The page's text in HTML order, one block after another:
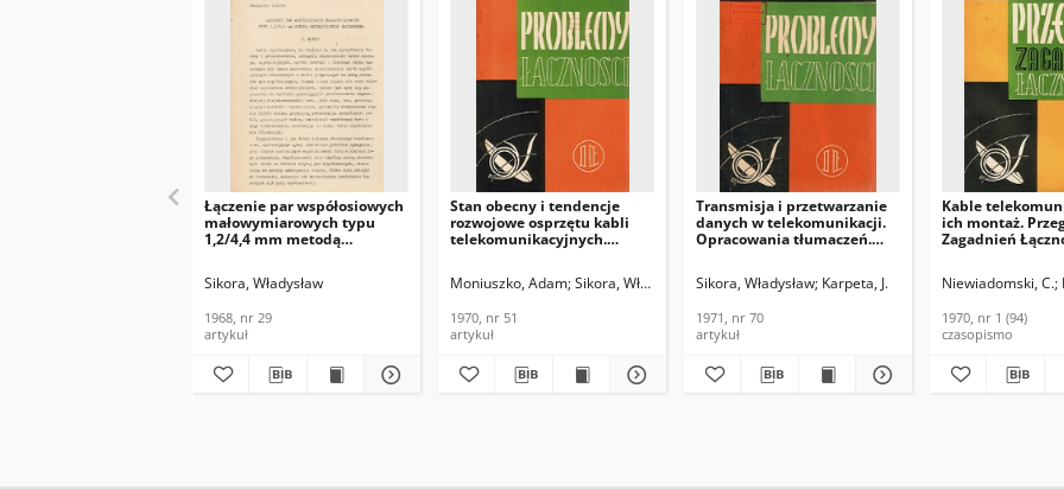
Łączenie par współosiowych
małowymiarowych typu
1,2/4,4 mm metodą
29
Sikora, Władysław
1968, nr 29
artykuł
Stan obecny i tendencje
rozwojowe osprzętu kabli
telekomunikacyjnych.
Moniuszko, Adam Sikora, Władysław
1970, nr 51
artykuł
Transmisja i przetwarzanie
danych w telekomunikacji.
Opracowania tłumaczeń.
Sikora, Władysław Karpeta, J.
1971, nr 70
artykuł
Kable
ich montaż.
Zagadnień
Niewiadomski, C.
1970, nr 1 (94)
czasopismo